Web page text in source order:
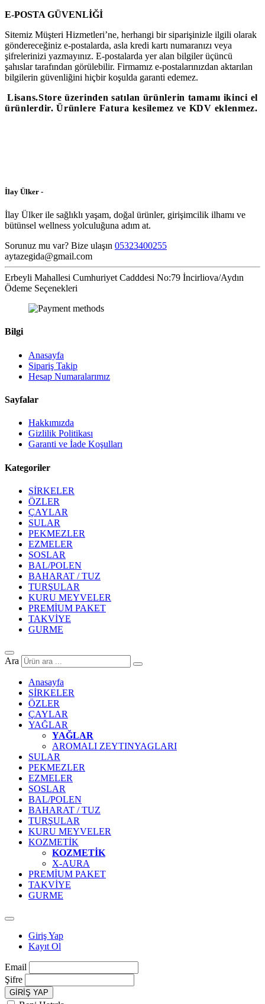
E-POSTA GÜVENLİĞİ
Sitemiz Müşteri Hizmetleri’ne, herhangi bir siparişinizle ilgili olarak
göndereceğiniz e-postalarda, asla kredi kartı numaranızı veya
şifrelerinizi yazmayınız. E-postalarda yer alan bilgiler üçüncü
şahıslar tarafından görülebilir. Firmamız e-postalarınızdan aktarılan
bilgilerin güvenliğini hiçbir koşulda garanti edemez.
Lisans.Store üzerinden satılan ürünlerin tamamı ikinci el
ürünlerdir. Ürünlere Fatura kesilemez ve KDV eklenmez.
İlay Ülker -
İlay Ülker ile sağlıklı yaşam, doğal ürünler, girişimcilik ilhamı ve
bütünsel wellness yolculuğuna adım at.
Sorunuz mu var? Bize ulaşın 05323400255
aytazegida@gmail.com
Erbeyli Mahallesi Cumhuriyet Cadddesi No:79 İncirliova/Aydın
Ödeme Seçenekleri
Bilgi
Anasayfa
Sipariş Takip
Hesap Numaralarımız
Sayfalar
Hakkımızda
Gizlilik Politikası
Garanti ve İade Koşulları
Kategoriler
SİRKELER
ÖZLER
ÇAYLAR
SULAR
PEKMEZLER
EZMELER
SOSLAR
BAL/POLEN
BAHARAT / TUZ
TURŞULAR
KURU MEYVELER
PREMİUM PAKET
TAKVİYE
GURME
Ara
Anasayfa
SİRKELER
ÖZLER
ÇAYLAR
YAĞLAR
YAĞLAR
AROMALI ZEYTINYAGLARI
SULAR
PEKMEZLER
EZMELER
SOSLAR
BAL/POLEN
BAHARAT / TUZ
TURŞULAR
KURU MEYVELER
KOZMETİK
KOZMETİK
X-AURA
PREMİUM PAKET
TAKVİYE
GURME
Giriş Yap
Kayıt Ol
Email
Şifre
GİRİŞ YAP